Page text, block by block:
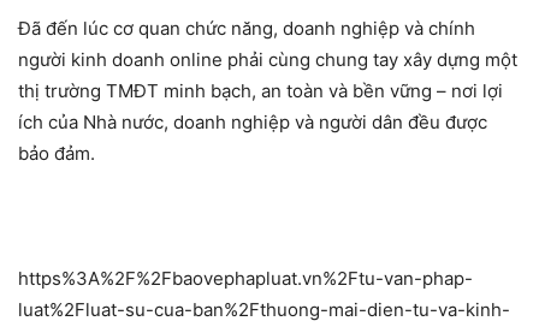
Đã đến lúc cơ quan chức năng, doanh nghiệp và chính
người kinh doanh online phải cùng chung tay xây dựng một
thị trường TMĐT minh bạch, an toàn và bền vững – nơi lợi
ích của Nhà nước, doanh nghiệp và người dân đều được
bảo đảm.
https%3A%2F%2Fbaovephapluat.vn%2Ftu-van-phap-
luat%2Fluat-su-cua-ban%2Fthuong-mai-dien-tu-va-kinh-